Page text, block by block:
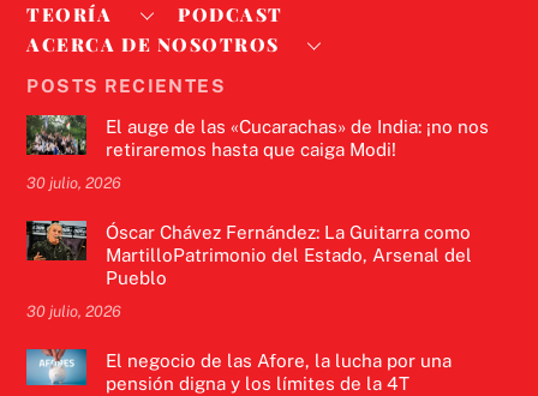
TEORÍA
PODCAST
ACERCA DE NOSOTROS
POSTS RECIENTES
El auge de las «Cucarachas» de India: ¡no nos
retiraremos hasta que caiga Modi!
30 julio, 2026
Óscar Chávez Fernández: La Guitarra como
MartilloPatrimonio del Estado, Arsenal del
Pueblo
30 julio, 2026
El negocio de las Afore, la lucha por una
pensión digna y los límites de la 4T